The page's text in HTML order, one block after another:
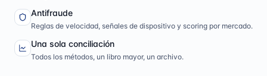
Antifraude
Reglas de velocidad, señales de dispositivo y scoring por mercado.
Una sola conciliación
Todos los métodos, un libro mayor, un archivo.